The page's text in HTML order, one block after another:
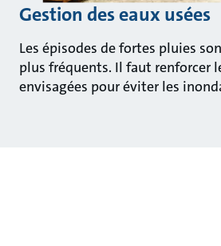
Gestion des eaux usées
Les épisodes de fortes pluies
plus fréquents. Il faut renforcer
envisagées pour éviter les